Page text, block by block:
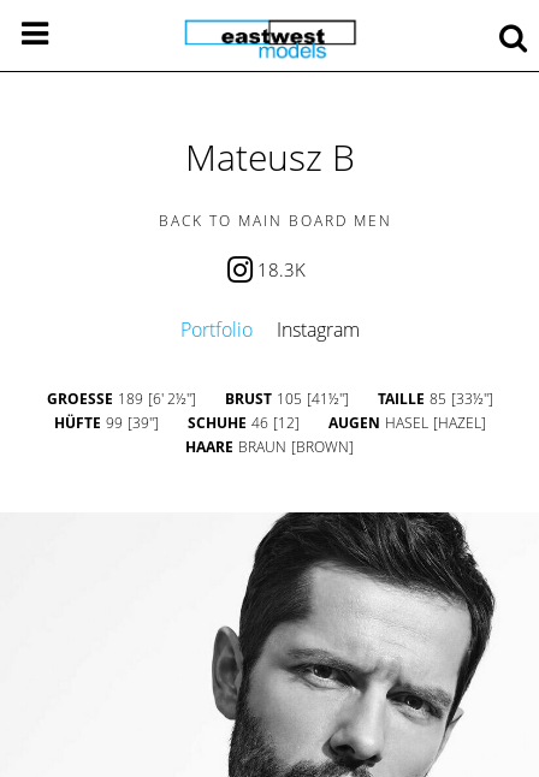
Mateusz B
BACK TO MAIN BOARD MEN
18.3K
Portfolio Instagram
GROESSE 189 [6' 2½''] BRUST 105 [41½''] TAILLE 85 [33½'']
HÜFTE 99 [39''] SCHUHE 46 [12] AUGEN HASEL [HAZEL]
HAARE BRAUN [BROWN]